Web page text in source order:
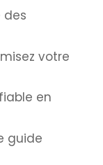
des
votre
en
guide